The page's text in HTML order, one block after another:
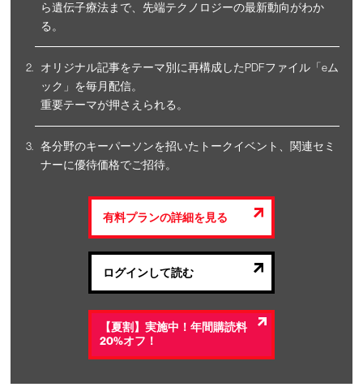
ら遺伝子療法まで、先端テクノロジーの最新動向がわか
る。
オリジナル記事をテーマ別に再構成したPDFファイル「eム
ック」を毎月配信。
重要テーマが押さえられる。
各分野のキーパーソンを招いたトークイベント、関連セミ
ナーに優待価格でご招待。
有料プランの詳細を見る
ログインして読む
【夏割】実施中！年間購読料
20%オフ！